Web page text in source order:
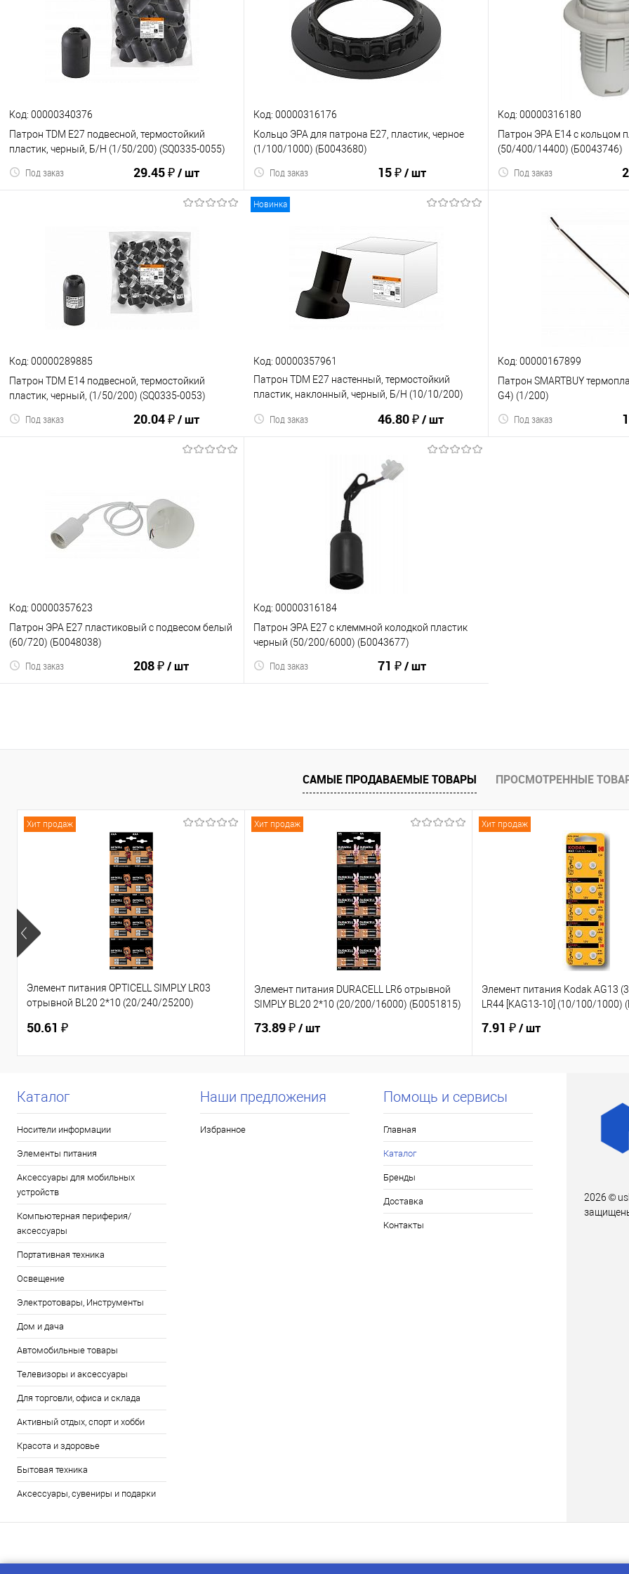
Код: 00000340376
Патрон TDM Е27 подвесной, термостойкий
пластик, черный, Б/Н (1/50/200) (SQ0335-0055)
29.45 ₽/ шт
Под заказ
В корзину
К сравнению В избранное
Код: 00000316176
Кольцо ЭРА для патрона E27, пластик, черное
(1/100/1000) (Б0043680)
15 ₽/ шт
Под заказ
В корзину
К сравнению В избранное
Код: 00000316180
Патрон ЭРА Е14 с кольцом
(50/400/14400) (Б0043746)
Под заказ
Код: 00000289885
Патрон TDM Е14 подвесной, термостойкий
пластик, черный, (1/50/200) (SQ0335-0053)
20.04 ₽/ шт
Под заказ
К сравнению В избранное
Новинка
Код: 00000357961
Патрон TDM Е27 настенный, термостойкий
пластик, наклонный, черный, Б/Н (10/10/200)
46.80 ₽/ шт
Под заказ
В корзину
Код: 00000167899
Патрон SMARTBUY
G4) (1/200)
Под заказ
Код: 00000357623
Патрон ЭРА Е27 пластиковый с подвесом белый
(60/720) (Б0048038)
208 ₽/ шт
Под заказ
Код: 00000316184
Патрон ЭРА Е27 с клеммной колодкой пластик
черный (50/200/6000) (Б0043677)
71 ₽/ шт
Под заказ
К сравнению В избранное
САМЫЕ ПРОДАВАЕМЫЕ ТОВАРЫ ПРОСМОТРЕННЫЕ
Хит продаж
Элемент питания OPTICELL SIMPLY LR03
отрывной BL20 2*10 (20/240/25200)
50.61 ₽
Хит продаж
Элемент питания DURACELL LR6 отрывной
SIMPLY BL20 2*10 (20/200/16000) (Б0051815)
73.89 ₽/ шт
Хит продаж
Элемент питания Kodak AG13
LR44 [KAG13-10] (10/100/1000)
7.91 ₽/ шт
Каталог
Носители информации
Элементы питания
Аксессуары для мобильных
устройств
Компьютерная периферия/
аксессуары
Портативная техника
Освещение
Электротовары, Инструменты
Дом и дача
Автомобильные товары
Телевизоры и аксессуары
Для торговли, офиса и склада
Активный отдых, спорт и хобби
Красота и здоровье
Бытовая техника
Аксессуары, сувениры и подарки
Наши предложения
Избранное
Помощь и сервисы
Главная
Каталог
Бренды
Доставка
Контакты
2026 ©